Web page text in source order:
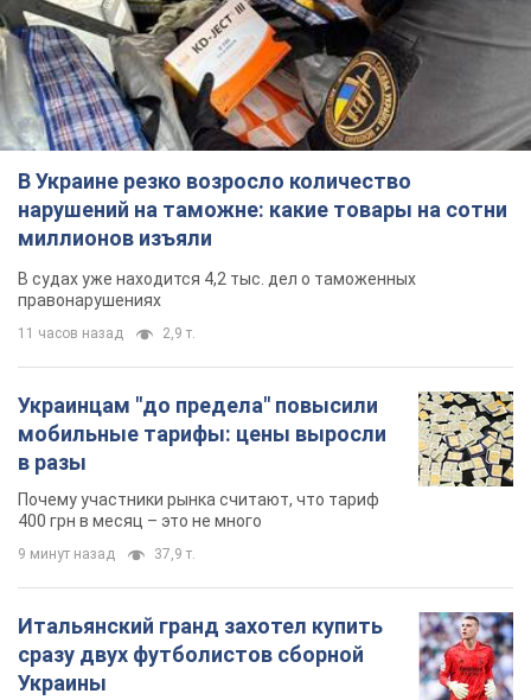
В Украине резко возросло количество
нарушений на таможне: какие товары на сотни
миллионов изъяли
В судах уже находится 4,2 тыс. дел о таможенных
правонарушениях
11 часов назад 2,9 т.
Украинцам "до предела" повысили
мобильные тарифы: цены выросли
в разы
Почему участники рынка считают, что тариф
400 грн в месяц – это не много
9 минут назад 37,9 т.
Итальянский гранд захотел купить
сразу двух футболистов сборной
Украины